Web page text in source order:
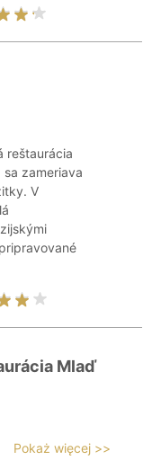
reštaurácia
zameriava
V
Mlaď
Pokaż więcej >>